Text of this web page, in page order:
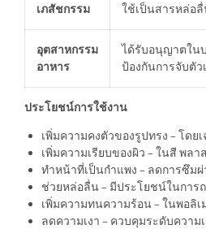
เภสัชกรรม ใช้เป็นสารหล่อ
อุตสาหกรรม
อาหาร
ได้รับอนุญาตใน
ป้องกันการจับตัว
ประโยชน์การใช้งาน
เพิ่มความคงตัวของรูปทรง – โดย
เพิ่มความเรียบของผิว – ในสี พลา
ทำหน้าที่เป็นกำแพง – ลดการซึม
ช่วยหล่อลื่น – มีประโยชน์ในการ
เพิ่มความทนความร้อน – ในพอลิเ
ลดความเงา – ควบคุมระดับความ